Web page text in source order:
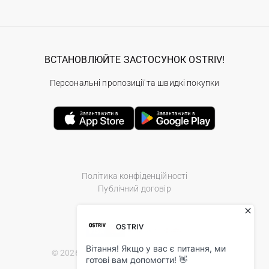
Політика конфіденційності
Публічний договір
© 2026 Ostriv.ua Store. All Rights Reserved.
ВСТАНОВЛЮЙТЕ ЗАСТОСУНОК OSTRIV!
Персональні пропозиції та швидкі покупки